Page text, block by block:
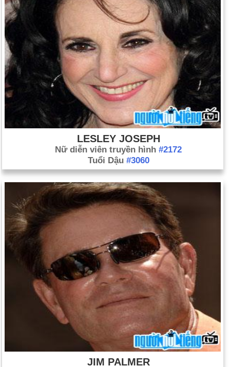
LESLEY JOSEPH
Nữ diễn viên truyền hình #2172
Tuổi Dậu #3060
JIM PALMER